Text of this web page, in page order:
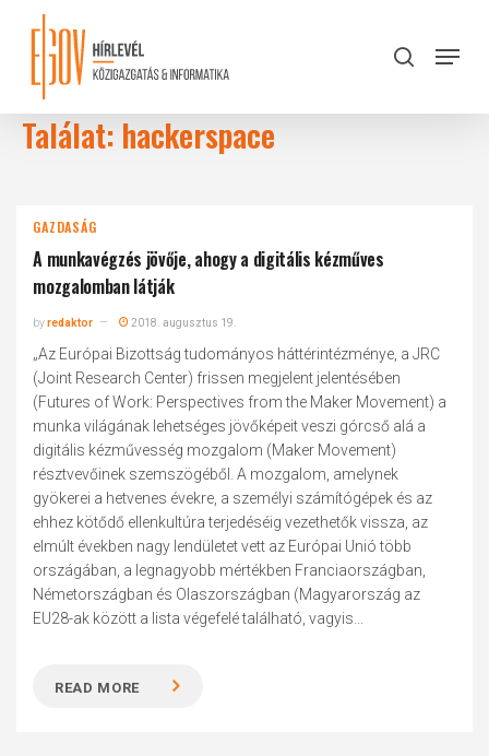
content
search
Menu
Találat: hackerspace
GAZDASÁG
A munkavégzés jövője, ahogy a digitális kézműves
mozgalomban látják
byredaktor 2018. augusztus 19.
„Az Európai Bizottság tudományos háttérintézménye, a JRC
(Joint Research Center) frissen megjelent jelentésében
(Futures of Work: Perspectives from the Maker Movement) a
munka világának lehetséges jövőképeit veszi górcső alá a
digitális kézművesség mozgalom (Maker Movement)
résztvevőinek szemszögéből. A mozgalom, amelynek
gyökerei a hetvenes évekre, a személyi számítógépek és az
ehhez kötődő ellenkultúra terjedéséig vezethetők vissza, az
elmúlt években nagy lendületet vett az Európai Unió több
országában, a legnagyobb mértékben Franciaországban,
Németországban és Olaszországban (Magyarország az
EU28-ak között a lista végefelé található, vagyis...
READ MORE
Close